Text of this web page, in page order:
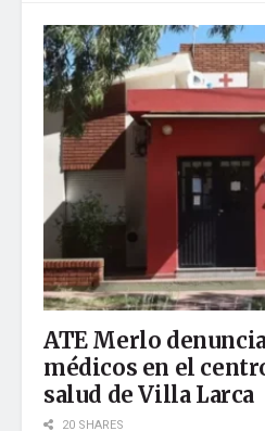
ATE Merlo
médicos en el
salud de Villa Larca
20 SHARES